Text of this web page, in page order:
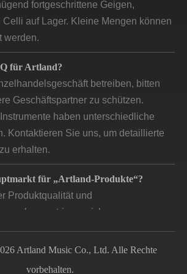
Celli auf Lager. Kleine Mengen können
werden.
betreiben, bitten
Geschäftspartner zu schützen.
haben unterschiedliche
Kontaktieren Sie uns, um detaillierte
erhalten.
Produktqualität und
konzentrieren sich unsere
fragen.
sich das Unternehmen „artland“
Artland Music Co., Ltd. Alle Rechte
vorbehalten.